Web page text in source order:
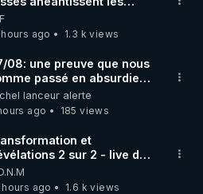
rgnr.li/lechoubrave
de méditation et
www.envol.app/code
de contrôle de
de 3 brigades
hours ago
1.3 k views
08: une preuve que nous
passé en absurdie
dictature qui veut faire
ses opposant !
lanceur alerte
ago
185 views
et
2 sur 2 - live du
08/26
hours ago
1.6 k views